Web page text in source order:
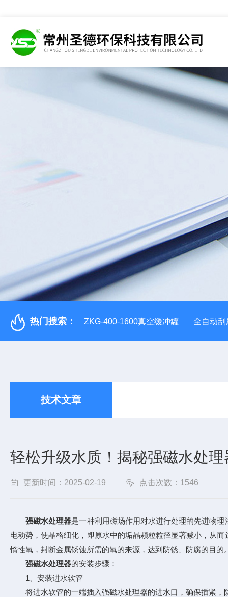
热门搜索： ZKG-400-1600真空缓冲罐 全自动刮
技术文章
轻松升级水质！揭秘强磁水处
更新时间：2025-02-19 点击次数：1546
强磁水处理器是一种利用磁场作用对水进行处理的先进物
电动势，使晶格细化，即原水中的垢晶颗粒粒径显著减小，从
惰性氧，封断金属锈蚀所需的氧的来源，达到防锈、防腐的目的
强磁水处理器的安装步骤：
1、安装进水软管
将进水软管的一端插入强磁水处理器的进水口，确保插紧，